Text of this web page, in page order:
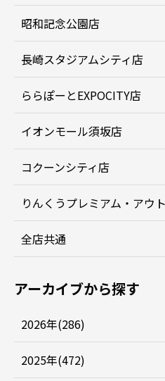
昭和記念公園店
長崎スタジアムシティ店
ららぽーとEXPOCITY店
イオンモール須坂店
コクーンシティ店
りんくうプレミアム・アウ
全店共通
アーカイブから探す
2026年(286)
2025年(472)